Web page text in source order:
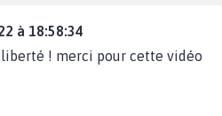
à 18:58:34
! merci pour cette vidéo